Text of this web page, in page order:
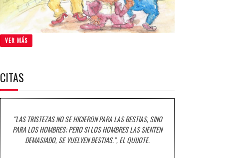
VER MÁS
CITAS
“LAS TRISTEZAS NO SE HICIERON PARA LAS BESTIAS, SINO
PARA LOS HOMBRES; PERO SI LOS HOMBRES LAS SIENTEN
DEMASIADO, SE VUELVEN BESTIAS.”, EL QUIJOTE.